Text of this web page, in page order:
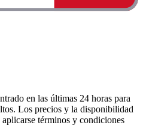
en las últimas 24 horas para
Los precios y la disponibilidad
términos y condiciones